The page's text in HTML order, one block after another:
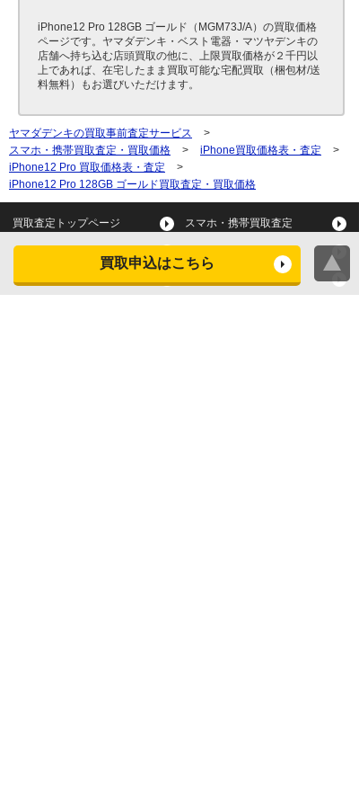
買取申込はこちら
iPhone12 Pro 128GB ゴールド（MGM73J/A）の買取価格
ページです。ヤマダデンキ・ベスト電器・マツヤデンキの
店舗へ持ち込む店頭買取の他に、上限買取価格が２千円以
上であれば、在宅したまま買取可能な宅配買取（梱包材/送
料無料）もお選びいただけます。
ヤマダデンキの買取事前査定サービス
>
スマホ・携帯買取査定・買取価格
> iPhone買取価格表・査定
>
iPhone12 Pro 買取価格表・査定
>
iPhone12 Pro 128GB ゴールド買取査定・買取価格
買取査定トップページ スマホ・携帯買取査定
タブレット買取査定
スマートウォッチ買取査定